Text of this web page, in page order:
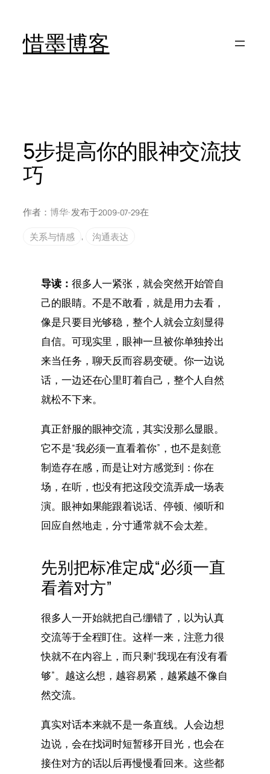
惜墨博客
5步提高你的眼神交流技
巧
作者： 博华· 发布于2009-07-29在
关系与情感 , 沟通表达
导读： 很多人一紧张，就会突然开始管自
己的眼睛。不是不敢看，就是用力去看，
像是只要目光够稳，整个人就会立刻显得
自信。可现实里，眼神一旦被你单独拎出
来当任务，聊天反而容易变硬。你一边说
话，一边还在心里盯着自己，整个人自然
就松不下来。
真正舒服的眼神交流，其实没那么显眼。
它不是“我必须一直看着你”，也不是刻意
制造存在感，而是让对方感觉到：你在
场，在听，也没有把这段交流弄成一场表
演。眼神如果能跟着说话、停顿、倾听和
回应自然地走，分寸通常就不会太差。
先别把标准定成“必须一直
看着对方”
很多人一开始就把自己绷错了，以为认真
交流等于全程盯住。这样一来，注意力很
快就不在内容上，而只剩“我现在有没有看
够”。越这么想，越容易紧，越紧越不像自
然交流。
真实对话本来就不是一条直线。人会边想
边说，会在找词时短暂移开目光，也会在
接住对方的话以后再慢慢看回来。这些都